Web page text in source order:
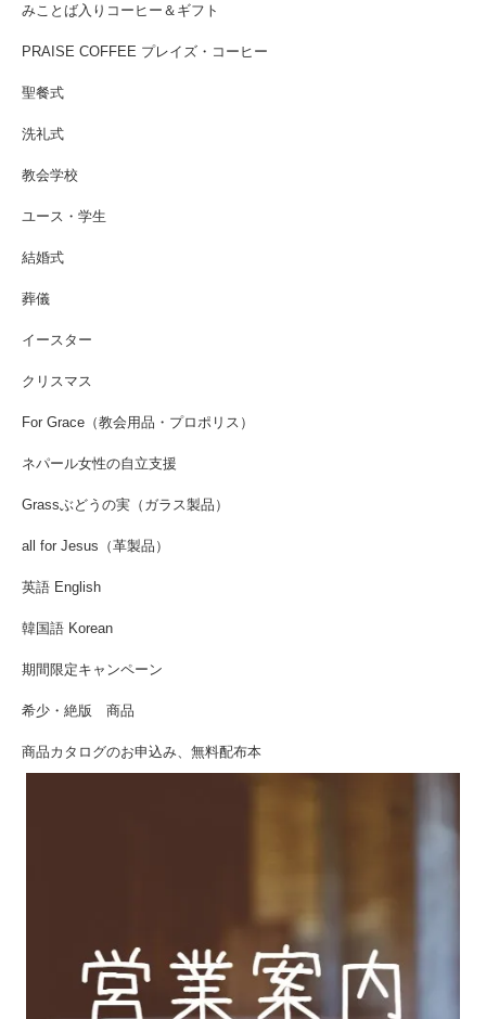
みことば入りコーヒー＆ギフト
PRAISE COFFEE プレイズ・コーヒー
聖餐式
洗礼式
教会学校
ユース・学生
結婚式
葬儀
イースター
クリスマス
For Grace（教会用品・プロポリス）
ネパール女性の自立支援
Grassぶどうの実（ガラス製品）
all for Jesus（革製品）
英語 English
韓国語 Korean
期間限定キャンペーン
希少・絶版 商品
商品カタログのお申込み、無料配布本